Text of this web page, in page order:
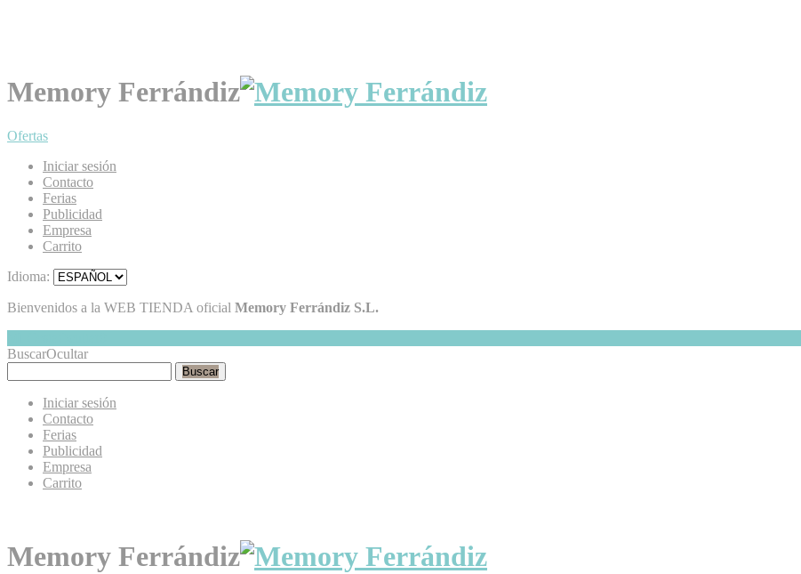
Memory Ferrándiz
Ofertas
Iniciar sesión
Contacto
Ferias
Publicidad
Empresa
Carrito
Idioma:
Bienvenidos a la WEB TIENDA oficial Memory Ferrándiz S.L.
BuscarOcultar
Buscar
Iniciar sesión
Contacto
Ferias
Publicidad
Empresa
Carrito
Memory Ferrándiz